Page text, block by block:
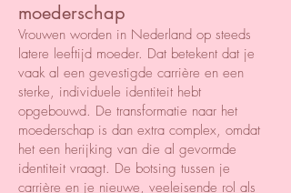
moederschap
Vrouwen worden in Nederland op steeds
latere leeftijd moeder. Dat betekent dat je
vaak al een gevestigde carrière en een
sterke, individuele identiteit hebt
opgebouwd. De transformatie naar het
moederschap is dan extra complex, omdat
het een herijking van die al gevormde
identiteit vraagt. De botsing tussen je
carrière en je nieuwe, veeleisende rol als